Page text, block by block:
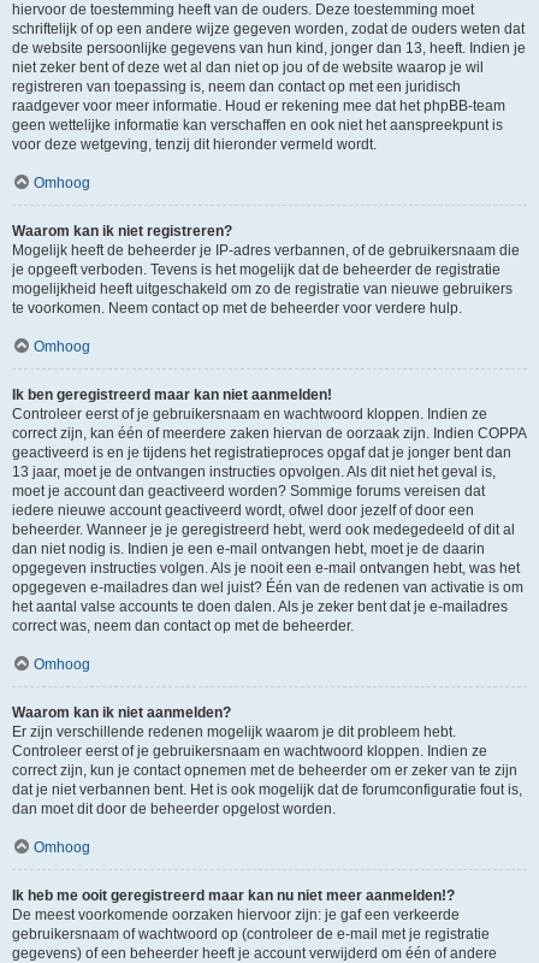
hiervoor de toestemming heeft van de ouders. Deze toestemming moet
schriftelijk of op een andere wijze gegeven worden, zodat de ouders weten dat
de website persoonlijke gegevens van hun kind, jonger dan 13, heeft. Indien je
niet zeker bent of deze wet al dan niet op jou of de website waarop je wil
registreren van toepassing is, neem dan contact op met een juridisch
raadgever voor meer informatie. Houd er rekening mee dat het phpBB-team
geen wettelijke informatie kan verschaffen en ook niet het aanspreekpunt is
voor deze wetgeving, tenzij dit hieronder vermeld wordt.
Omhoog
Waarom kan ik niet registreren?
Mogelijk heeft de beheerder je IP-adres verbannen, of de gebruikersnaam die
je opgeeft verboden. Tevens is het mogelijk dat de beheerder de registratie
mogelijkheid heeft uitgeschakeld om zo de registratie van nieuwe gebruikers
te voorkomen. Neem contact op met de beheerder voor verdere hulp.
Omhoog
Ik ben geregistreerd maar kan niet aanmelden!
Controleer eerst of je gebruikersnaam en wachtwoord kloppen. Indien ze
correct zijn, kan één of meerdere zaken hiervan de oorzaak zijn. Indien COPPA
geactiveerd is en je tijdens het registratieproces opgaf dat je jonger bent dan
13 jaar, moet je de ontvangen instructies opvolgen. Als dit niet het geval is,
moet je account dan geactiveerd worden? Sommige forums vereisen dat
iedere nieuwe account geactiveerd wordt, ofwel door jezelf of door een
beheerder. Wanneer je je geregistreerd hebt, werd ook medegedeeld of dit al
dan niet nodig is. Indien je een e-mail ontvangen hebt, moet je de daarin
opgegeven instructies volgen. Als je nooit een e-mail ontvangen hebt, was het
opgegeven e-mailadres dan wel juist? Één van de redenen van activatie is om
het aantal valse accounts te doen dalen. Als je zeker bent dat je e-mailadres
correct was, neem dan contact op met de beheerder.
Omhoog
Waarom kan ik niet aanmelden?
Er zijn verschillende redenen mogelijk waarom je dit probleem hebt.
Controleer eerst of je gebruikersnaam en wachtwoord kloppen. Indien ze
correct zijn, kun je contact opnemen met de beheerder om er zeker van te zijn
dat je niet verbannen bent. Het is ook mogelijk dat de forumconfiguratie fout is,
dan moet dit door de beheerder opgelost worden.
Omhoog
Ik heb me ooit geregistreerd maar kan nu niet meer aanmelden!?
De meest voorkomende oorzaken hiervoor zijn: je gaf een verkeerde
gebruikersnaam of wachtwoord op (controleer de e-mail met je registratie
gegevens) of een beheerder heeft je account verwijderd om één of andere